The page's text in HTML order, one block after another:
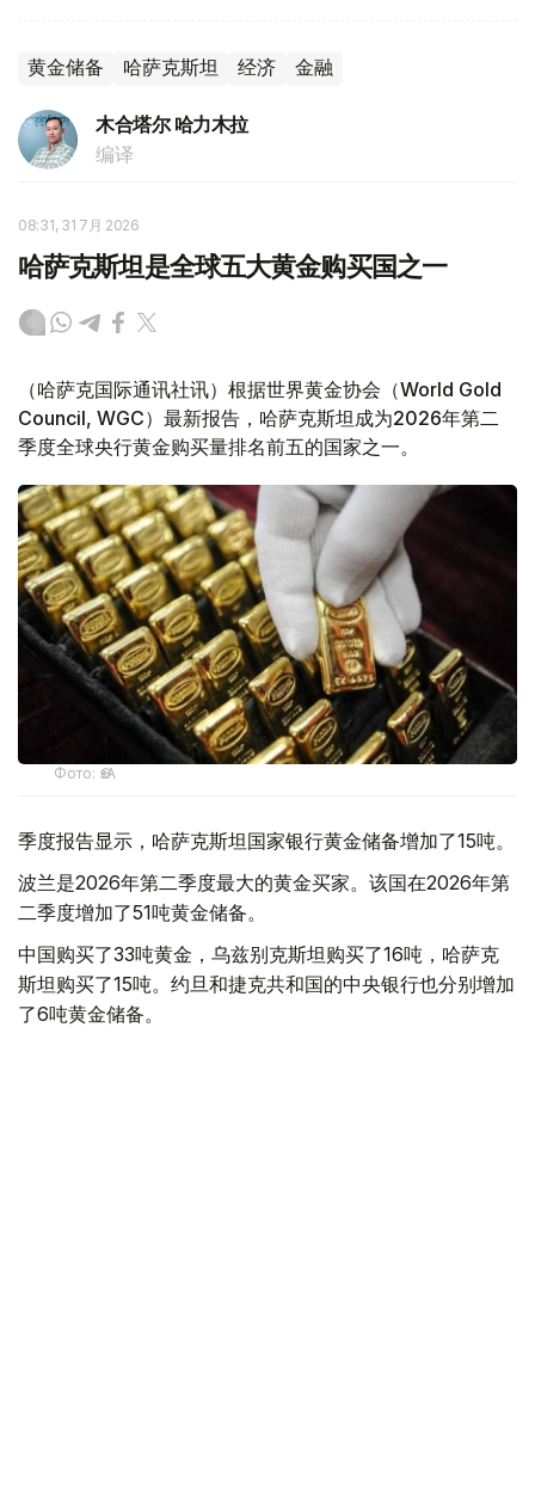
黄金储备 哈萨克斯坦 经济 金融
木合塔尔 哈力木拉
编译
08:31, 31 7月 2026
哈萨克斯坦是全球五大黄金购买国之一
（哈萨克国际通讯社讯）根据世界黄金协会（World Gold
Council, WGC）最新报告，哈萨克斯坦成为2026年第二
季度全球央行黄金购买量排名前五的国家之一。
Фото: ӨзА
季度报告显示，哈萨克斯坦国家银行黄金储备增加了15吨。
波兰是2026年第二季度最大的黄金买家。该国在2026年第
二季度增加了51吨黄金储备。
中国购买了33吨黄金，乌兹别克斯坦购买了16吨，哈萨克
斯坦购买了15吨。约旦和捷克共和国的中央银行也分别增加
了6吨黄金储备。